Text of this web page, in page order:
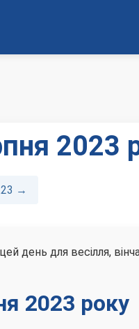
2023
→
день для весілля,
2023 року